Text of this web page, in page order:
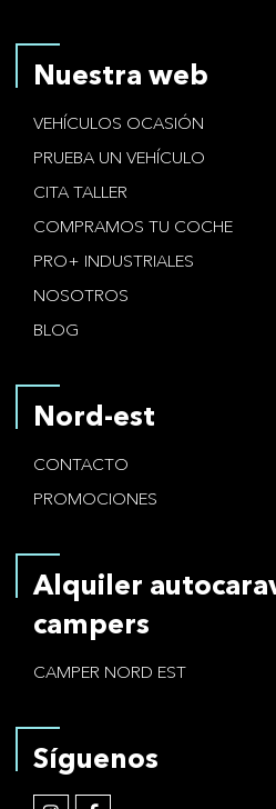
Nuestra web
VEHÍCULOS OCASIÓN
PRUEBA UN VEHÍCULO
CITA TALLER
COMPRAMOS TU COCHE
PRO+ INDUSTRIALES
NOSOTROS
BLOG
Nord-est
CONTACTO
PROMOCIONES
Alquiler
campers
CAMPER NORD EST
Síguenos